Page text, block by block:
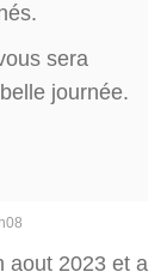
sera
journée.
aout 2023 et a